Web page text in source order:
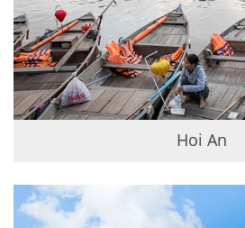
Hoi An